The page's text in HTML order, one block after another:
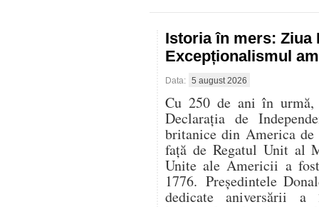
Istoria în mers: Ziua
Excepționalismul
Data: 5 august 2026
Cu 250 de ani în
Declarația de
britanice din America de
față de Regatul Unit al
Unite ale Americii a
1776. Președintele
dedicate aniversării